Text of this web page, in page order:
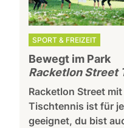
SPORT & FREIZEIT
Bewegt im Park
Racketlon Street
Racketlon Street
Tischtennis ist für
geeignet, du bist